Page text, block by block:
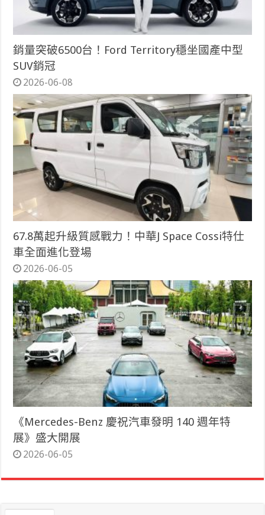
銷量突破6500台！Ford Territory穩坐國產中型
SUV銷冠
2026-06-08
67.8萬起升級質感戰力！中華J Space Cossi特仕
車全面進化登場
2026-06-05
《Mercedes-Benz 慶祝汽車發明 140 週年特
展》盛大開展
2026-06-05